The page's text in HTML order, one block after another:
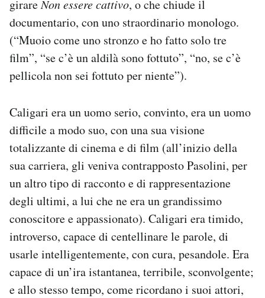
girareNon essere cattivo, o che chiude il
documentario, con uno straordinario monologo.
(“Muoio come uno stronzo e ho fatto solo tre
film”, “se c’è un aldilà sono fottuto”, “no, se c’è
pellicola non sei fottuto per niente”).
Caligari era un uomo serio, convinto, era un uomo
difficile a modo suo, con una sua visione
totalizzante di cinema e di film (all’inizio della
sua carriera, gli veniva contrapposto Pasolini, per
un altro tipo di racconto e di rappresentazione
degli ultimi, a lui che ne era un grandissimo
conoscitore e appassionato). Caligari era timido,
introverso, capace di centellinare le parole, di
usarle intelligentemente, con cura, pesandole. Era
capace di un’ira istantanea, terribile, sconvolgente;
e allo stesso tempo, come ricordano i suoi attori,